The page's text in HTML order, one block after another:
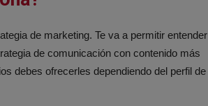
de marketing. Te va a permitir entender
de comunicación con contenido más
debes ofrecerles dependiendo del perfil de